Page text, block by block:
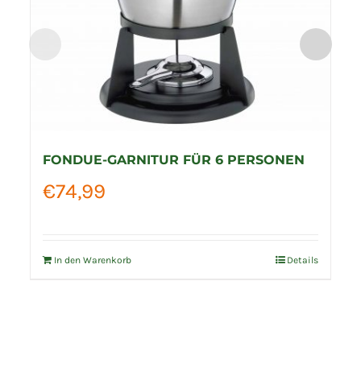
FONDUE-GARNITUR FÜR 6 PERSONEN
€74,99
In den Warenkorb Details